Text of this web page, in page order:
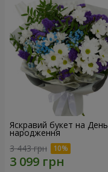
Яскравий букет на День
народження
3 443 грн